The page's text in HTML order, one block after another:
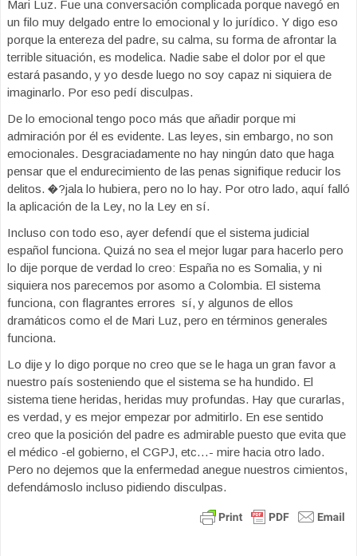
Mari Luz. Fue una conversación complicada porque navegó en
un filo muy delgado entre lo emocional y lo jurídico. Y digo eso
porque la entereza del padre, su calma, su forma de afrontar la
terrible situación, es modelica. Nadie sabe el dolor por el que
estará pasando, y yo desde luego no soy capaz ni siquiera de
imaginarlo. Por eso pedí disculpas.
De lo emocional tengo poco más que añadir porque mi
admiración por él es evidente. Las leyes, sin embargo, no son
emocionales. Desgraciadamente no hay ningún dato que haga
pensar que el endurecimiento de las penas signifique reducir los
delitos. �?jala lo hubiera, pero no lo hay. Por otro lado, aquí falló
la aplicación de la Ley, no la Ley en sí.
Incluso con todo eso, ayer defendí que el sistema judicial
español funciona. Quizá no sea el mejor lugar para hacerlo pero
lo dije porque de verdad lo creo: España no es Somalia, y ni
siquiera nos parecemos por asomo a Colombia. El sistema
funciona, con flagrantes errores sí, y algunos de ellos
dramáticos como el de Mari Luz, pero en términos generales
funciona.
Lo dije y lo digo porque no creo que se le haga un gran favor a
nuestro país sosteniendo que el sistema se ha hundido. El
sistema tiene heridas, heridas muy profundas. Hay que curarlas,
es verdad, y es mejor empezar por admitirlo. En ese sentido
creo que la posición del padre es admirable puesto que evita que
el médico -el gobierno, el CGPJ, etc…- mire hacia otro lado.
Pero no dejemos que la enfermedad anegue nuestros cimientos,
defendámoslo incluso pidiendo disculpas.